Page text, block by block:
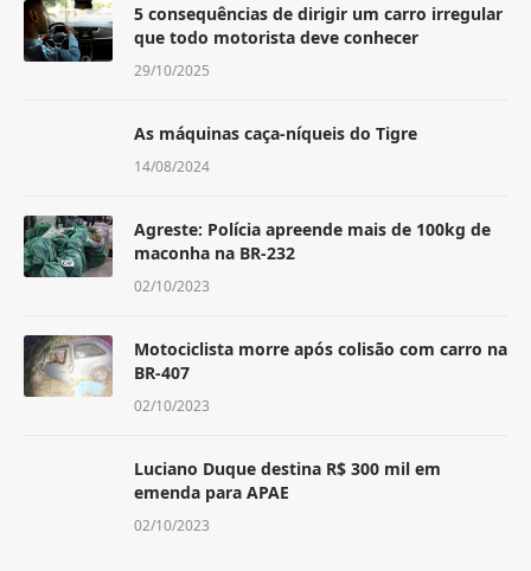
5 consequências de dirigir um carro irregular
que todo motorista deve conhecer
29/10/2025
As máquinas caça-níqueis do Tigre
14/08/2024
Agreste: Polícia apreende mais de 100kg de
maconha na BR-232
02/10/2023
Motociclista morre após colisão com carro na
BR-407
02/10/2023
Luciano Duque destina R$ 300 mil em
emenda para APAE
02/10/2023